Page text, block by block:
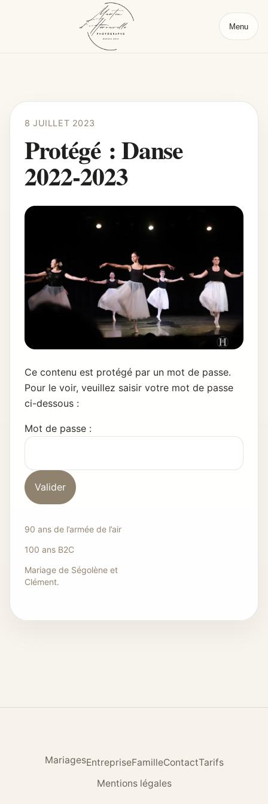
Menu
8 JUILLET 2023
Protégé : Danse
2022-2023
Ce contenu est protégé par un mot de passe.
Pour le voir, veuillez saisir votre mot de passe
ci-dessous :
Mot de passe :
90 ans de l’armée de l’air
100 ans B2C
Mariage de Ségolène et
Clément.
MariagesEntrepriseFamilleContactTarifs
Mentions légales